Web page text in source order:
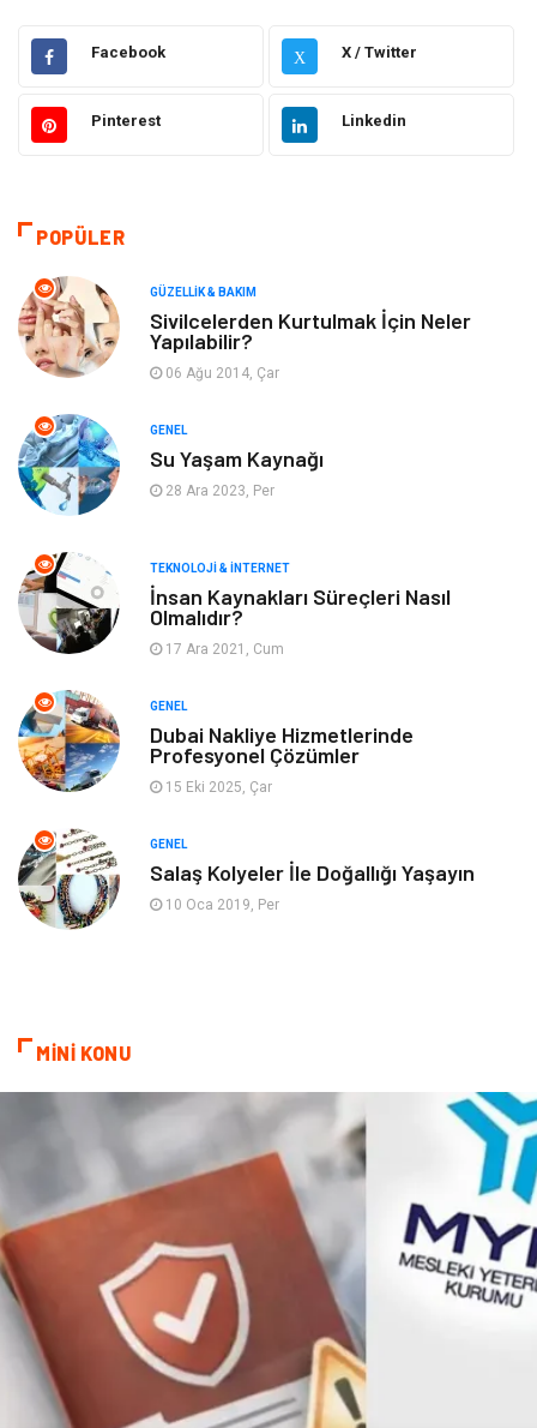
Gündem Hukuk
Moda Sağlıklı Yaşam
Bilgisayar & Yazılım
Makine
Giyim
Yeme & İçme
Keyif & Hobi Organizasyon
Gayrimenkul Spor
Finans& Ekonomi Anne & Çocuk
Genel Kültür
Ev İşleri
Mobilya
Astroloji
Yazı Tahtaları
Pet Malzemeleri
Facebook X X / Twitter
Pinterest Linkedin
POPÜLER
GÜZELLIK & BAKIM
Sivilcelerden Kurtulmak İçin Neler
Yapılabilir?
06 Ağu 2014, Çar
GENEL
Su Yaşam Kaynağı
28 Ara 2023, Per
TEKNOLOJI & İNTERNET
İnsan Kaynakları Süreçleri Nasıl
Olmalıdır?
17 Ara 2021, Cum
GENEL
Dubai Nakliye Hizmetlerinde
Profesyonel Çözümler
15 Eki 2025, Çar
GENEL
Salaş Kolyeler İle Doğallığı Yaşayın
10 Oca 2019, Per
MİNİ KONU